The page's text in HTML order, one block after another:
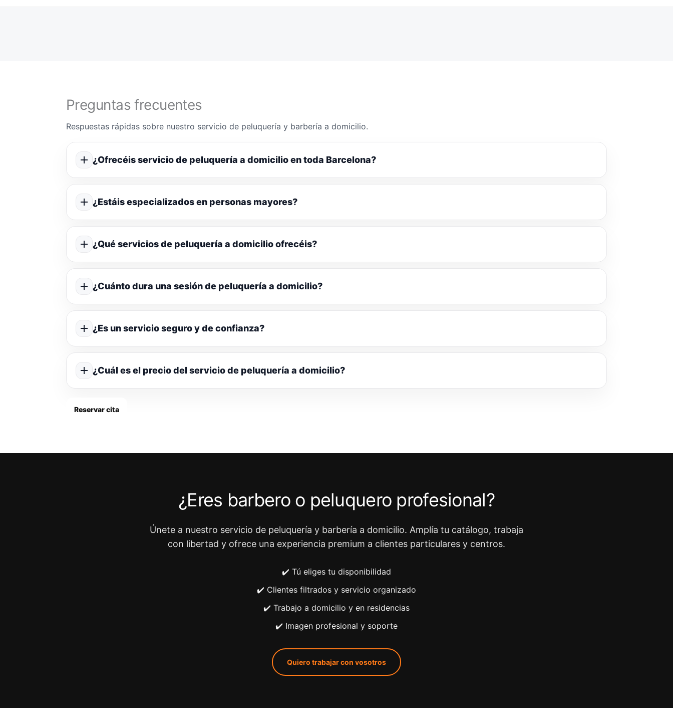
Preguntas frecuentes
Respuestas rápidas sobre nuestro servicio de peluquería y barbería a domicilio.
¿Ofrecéis servicio de peluquería a domicilio en toda Barcelona?
¿Estáis especializados en personas mayores?
¿Qué servicios de peluquería a domicilio ofrecéis?
¿Cuánto dura una sesión de peluquería a domicilio?
¿Es un servicio seguro y de confianza?
¿Cuál es el precio del servicio de peluquería a domicilio?
Reservar cita
¿Eres barbero o peluquero profesional?
Únete a nuestro servicio de peluquería y barbería a domicilio. Amplía tu catálogo, trabaja
con libertad y ofrece una experiencia premium a clientes particulares y centros.
✔️ Tú eliges tu disponibilidad
✔️ Clientes filtrados y servicio organizado
✔️ Trabajo a domicilio y en residencias
✔️ Imagen profesional y soporte
Quiero trabajar con vosotros